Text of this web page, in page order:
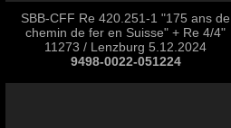
SBB-CFF Re 420.251-1 "175 ans de
chemin de fer en Suisse" + Re 4/4"
11273 / Lenzburg 5.12.2024
9498-0022-051224